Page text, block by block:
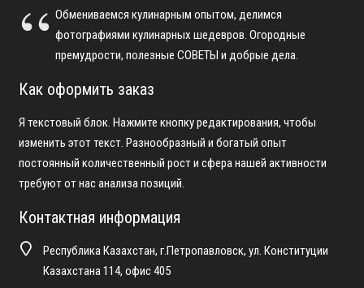
Обмениваемся кулинарным опытом, делимся
фотографиями кулинарных шедевров. Огородные
премудрости, полезные СОВЕТЫ и добрые дела.
Как оформить заказ
Я текстовый блок. Нажмите кнопку редактирования, чтобы
изменить этот текст. Разнообразный и богатый опыт
постоянный количественный рост и сфера нашей активности
требуют от нас анализа позиций.
Контактная информация
Республика Казахстан, г.Петропавловск, ул. Конституции
Казахстана 114, офис 405